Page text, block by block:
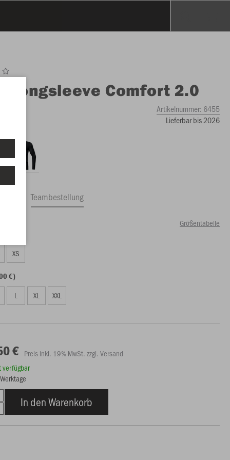
Longsleeve Comfort 2.0
Artikelnummer: 6455
Lieferbar bis 2026
Teambestellung
Größentabelle
XS
€)
L XL XXL
€ Preis inkl. 19% MwSt. zzgl. Versand
verfügbar
In den Warenkorb